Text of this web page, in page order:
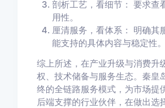
剖析工艺，看细节： 要求查
用性。
厘清服务，看体系： 明确其
能支持的具体内容与稳定性。
综上所述，在产业升级与消费升
权、技术储备与服务生态。秦皇
终的全链路服务模式，为市场提
后端支撑的行业伙伴，在做出选